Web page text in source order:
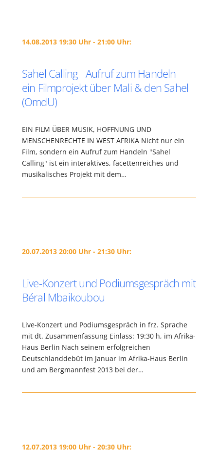
14.08.2013 19:30 Uhr - 21:00 Uhr:
Sahel Calling - Aufruf zum Handeln -
ein Filmprojekt über Mali & den Sahel
(OmdU)
EIN FILM ÜBER MUSIK, HOFFNUNG UND
MENSCHENRECHTE IN WEST AFRIKA Nicht nur ein
Film, sondern ein Aufruf zum Handeln "Sahel
Calling" ist ein interaktives, facettenreiches und
musikalisches Projekt mit dem…
20.07.2013 20:00 Uhr - 21:30 Uhr:
Live-Konzert und Podiumsgespräch mit
Béral Mbaikoubou
Live-Konzert und Podiumsgespräch in frz. Sprache
mit dt. Zusammenfassung Einlass: 19:30 h, im Afrika-
Haus Berlin Nach seinem erfolgreichen
Deutschlanddebüt im Januar im Afrika-Haus Berlin
und am Bergmannfest 2013 bei der…
12.07.2013 19:00 Uhr - 20:30 Uhr: